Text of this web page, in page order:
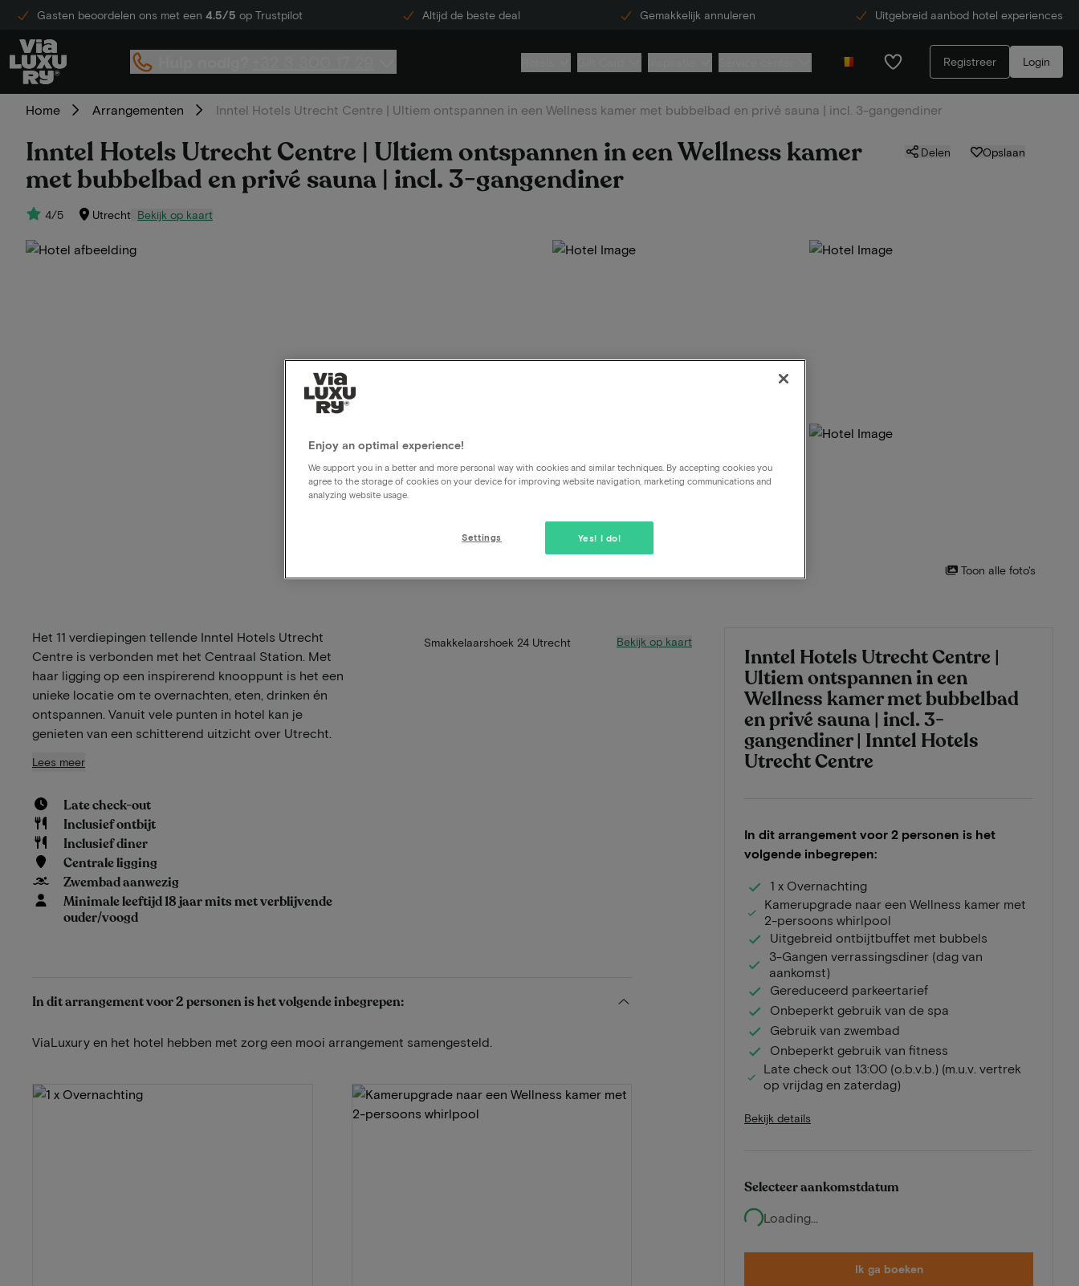
Gasten beoordelen ons met een 4.5/5 op Trustpilot Altijd de beste deal Gemakkelijk annuleren Uitgebreid aanbod hotel experiences
Registreer Login
Home Arrangementen Inntel Hotels Utrecht Centre | Ultiem ontspannen in een Wellness kamer met bubbelbad en privé sauna | incl. 3-gangendiner
Inntel Hotels Utrecht Centre | Ultiem ontspannen in een Wellness kamer
met bubbelbad en privé sauna | incl. 3-gangendiner
4/5 Utrecht Bekijk op kaart
Delen Opslaan
Toon alle foto's
Inntel Hotels Utrecht Centre |
Ultiem ontspannen in een
Wellness kamer met bubbelbad
en privé sauna | incl. 3-
gangendiner | Inntel Hotels
Utrecht Centre
In dit arrangement voor 2 personen is het
volgende inbegrepen:
1 x Overnachting
Kamerupgrade naar een Wellness kamer met
2-persoons whirlpool
Uitgebreid ontbijtbuffet met bubbels
3-Gangen verrassingsdiner (dag van
aankomst)
Gereduceerd parkeertarief
Onbeperkt gebruik van de spa
Gebruik van zwembad
Onbeperkt gebruik van fitness
Late check out 13:00 (o.b.v.b.) (m.u.v. vertrek
op vrijdag en zaterdag)
Bekijk details
Selecteer aankomstdatum
Loading...
Ik ga boeken
Het 11 verdiepingen tellende Inntel Hotels Utrecht
Centre is verbonden met het Centraal Station. Met
haar ligging op een inspirerend knooppunt is het een
unieke locatie om te overnachten, eten, drinken én
ontspannen. Vanuit vele punten in hotel kan je
genieten van een schitterend uitzicht over Utrecht.
Lees meer
Late check-out
Inclusief ontbijt
Inclusief diner
Centrale ligging
Zwembad aanwezig
Minimale leeftijd 18 jaar mits met verblijvende
ouder/voogd
Smakkelaarshoek 24 Utrecht Bekijk op kaart
In dit arrangement voor 2 personen is het volgende inbegrepen:
ViaLuxury en het hotel hebben met zorg een mooi arrangement samengesteld.
Enjoy an optimal experience!
We support you in a better and more personal way with cookies and similar techniques. By accepting cookies you
agree to the storage of cookies on your device for improving website navigation, marketing communications and
analyzing website usage.
Yes! I do!
Settings